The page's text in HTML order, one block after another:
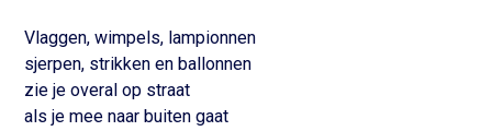
Vlaggen, wimpels, lampionnen
sjerpen, strikken en ballonnen
zie je overal op straat
als je mee naar buiten gaat